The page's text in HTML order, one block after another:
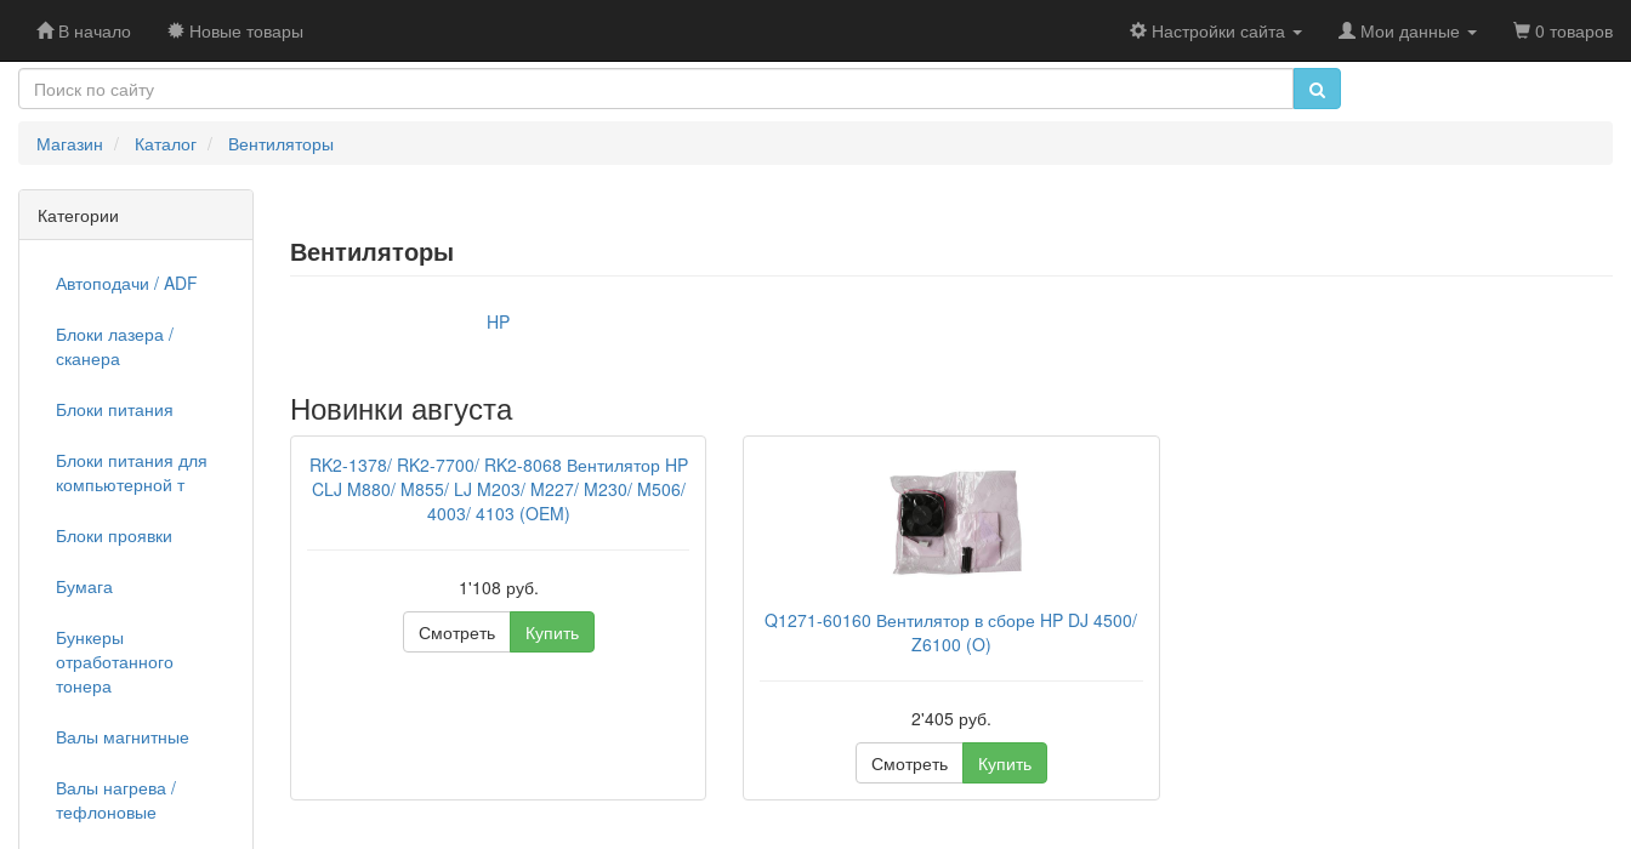
В начало Новые товары Настройки сайта Мои данные 0 товаров
Магазин Каталог Вентиляторы
Вентиляторы
HP
Новинки августа
RK2-1378/ RK2-7700/ RK2-8068 Вентилятор HP
CLJ M880/ M855/ LJ M203/ M227/ M230/ M506/
4003/ 4103 (OEM)
1'108 руб.
Смотреть
Купить
Q1271-60160 Вентилятор в сборе HP DJ 4500/
Z6100 (O)
2'405 руб.
Смотреть
Купить
Категории
Автоподачи / ADF
Блоки лазера /
сканера
Блоки питания
Блоки питания для
компьютерной т
Блоки проявки
Бумага
Бункеры
отработанного
тонера
Валы магнитные
Валы нагрева /
тефлоновые